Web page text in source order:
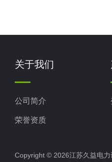
关于我们
公司简介
荣誉资质
Copyright © 2026江苏久益电